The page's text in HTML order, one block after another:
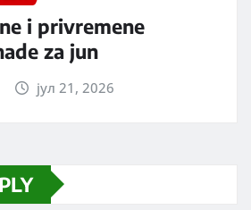
i privremene
za jun
јул 21, 2026